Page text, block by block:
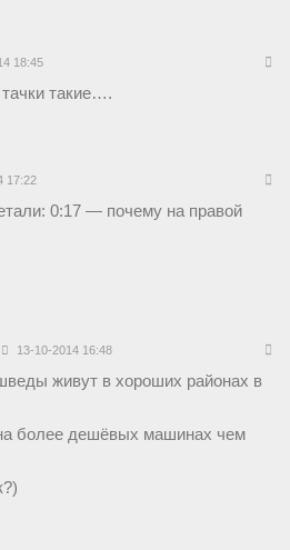
18:45
такие….
17:22
0:17 — почему на правой
13-10-2014 16:48
живут в хороших районах в
более дешёвых машинах чем